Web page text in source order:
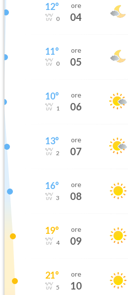
12°
0
ore
04
11°
0
ore
05
10°
1
ore
06
13°
2
ore
07
16°
3
ore
08
19°
4
ore
09
21°
5
ore
10